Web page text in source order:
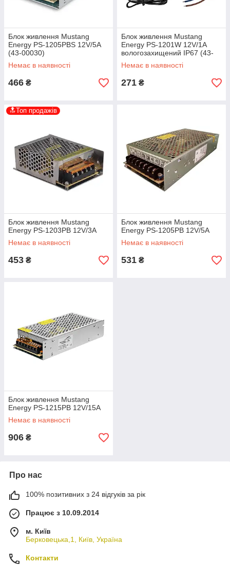
Блок живлення Mustang
Energy PS-1205PBS 12V/5A
(43-00030)
Немає в наявності
466 ₴
Блок живлення Mustang
Energy PS-1201W 12V/1A
вологозахищений IP67 (43-
00101)
Немає в наявності
271 ₴
🔝Топ продажів
Блок живлення Mustang
Energy PS-1203PB 12V/3A
Немає в наявності
453 ₴
Блок живлення Mustang
Energy PS-1205PB 12V/5A
Немає в наявності
531 ₴
Блок живлення Mustang
Energy PS-1215PB 12V/15A
Немає в наявності
906 ₴
Про нас
100% позитивних з 24 відгуків за рік
Працює з 10.09.2014
м. Київ
Берковецька,1, Київ, Україна
Контакти